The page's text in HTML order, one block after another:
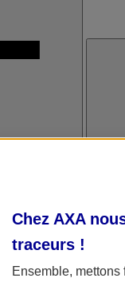
précédente
Chez AXA
traceurs !
Ensemble,